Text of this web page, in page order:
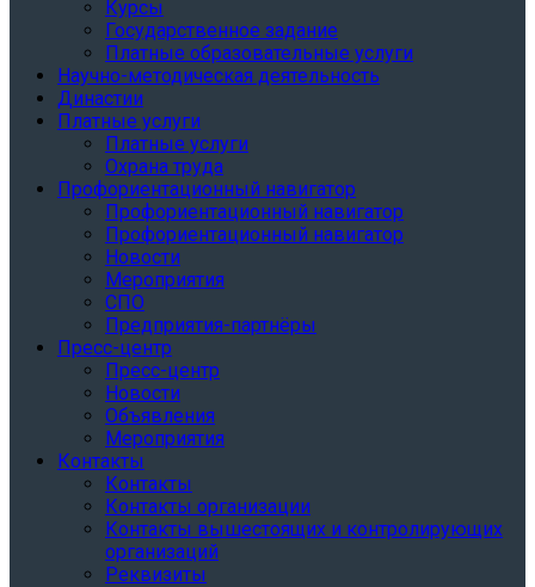
Курсы
Государственное задание
Платные образовательные услуги
Научно-методическая деятельность
Династии
Платные услуги
Платные услуги
Охрана труда
Профориентационный навигатор
Профориентационный навигатор
Профориентационный навигатор
Новости
Мероприятия
СПО
Предприятия-партнёры
Пресс-центр
Пресс-центр
Новости
Объявления
Мероприятия
Контакты
Контакты
Контакты организации
Контакты вышестоящих и контролирующих
организаций
Реквизиты